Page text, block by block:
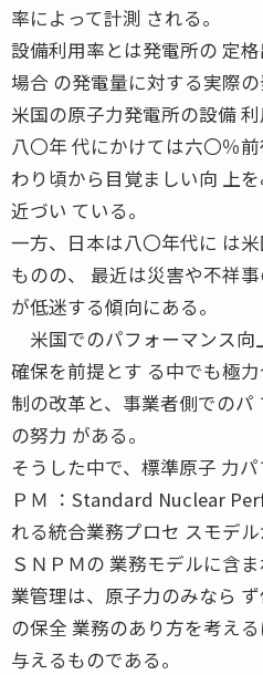
率によって計測 される。
設備利用率とは発電所の 定
場合 の発電量に対する実際の
米国の原子力発電所の設備
八〇年 代にかけては六〇％
わり頃から目覚ましい向 上
近づい ている。
一方、日本は八〇年代に は
ものの、 最近は災害や不祥
が低迷する傾向にある。
米国でのパフォーマンス向
確保を前提とす る中でも極
制の改革と、事業者側での
の努力 がある。
そうした中で、標準原子 力
ＰＭ ：Standard Nuclear
れる統合業務プロセ スモデル
ＳＮＰＭの 業務モデルに含
業管理は、原子力のみなら
の保全 業務のあり方を考え
与えるものである。